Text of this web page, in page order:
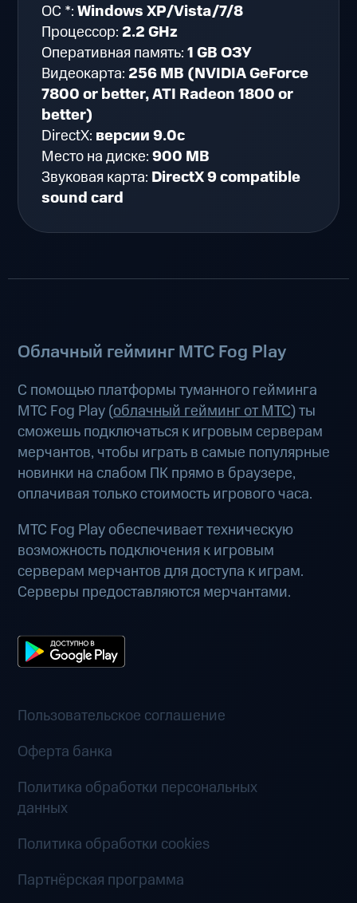
ОС *:Windows XP/Vista/7/8
Процессор: 2.2 GHz
Оперативная память:1 GB ОЗУ
Видеокарта: 256 MB (NVIDIA GeForce
7800 or better, ATI Radeon 1800 or
better)
DirectX: версии 9.0c
Место на диске:900 MB
Звуковая карта: DirectX 9 compatible
sound card
Облачный гейминг МТС Fog Play
С помощью платформы туманного гейминга
МТС Fog Play (облачный гейминг от МТС) ты
сможешь подключаться к игровым серверам
мерчантов, чтобы играть в самые популярные
новинки на слабом ПК прямо в браузере,
оплачивая только стоимость игрового часа.
МТС Fog Play обеспечивает техническую
возможность подключения к игровым
серверам мерчантов для доступа к играм.
Серверы предоставляются мерчантами.
Пользовательское соглашение
Оферта банка
Политика обработки персональных
данных
Политика обработки cookies
Партнёрская программа